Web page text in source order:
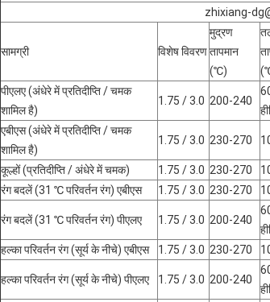
zhixiang-
सामग्री विशेष विवरण
मुद्रण
तापमान
(℃)
पीएलए (अंधेरे में प्रतिदीप्ति / चमक
शामिल है)
1.75 / 3.0 200-240
एबीएस (अंधेरे में प्रतिदीप्ति / चमक
शामिल है)
1.75 / 3.0 230-270
कूल्हों (प्रतिदीप्ति / अंधेरे में चमक) 1.75 / 3.0 230-270
रंग बदलें (31 ℃ परिवर्तन रंग) एबीएस
1.75 / 3.0 230-270
रंग बदलें (31 ℃ परिवर्तन रंग) पीएलए 1.75 / 3.0 200-240
हल्का परिवर्तन रंग (सूर्य के नीचे) एबीएस 1.75 / 3.0 230-270
हल्का परिवर्तन रंग (सूर्य के नीचे) पीएलए 1.75 / 3.0 200-240